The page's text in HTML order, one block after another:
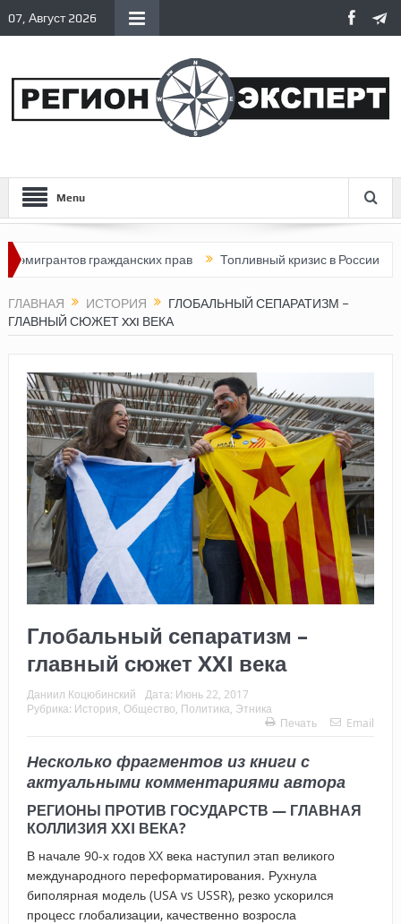
07, Август 2026
Menu
гражданских прав Топливный кризис в России Почему
ГЛАВНАЯ ИСТОРИЯ
ГЛОБАЛЬНЫЙ СЕПАРАТИЗМ –
ГЛАВНЫЙ СЮЖЕТ XXI ВЕКА
Глобальный сепаратизм –
главный сюжет XXI века
Даниил Коцюбинский Дата: Июнь 22, 2017
Рубрика: История Общество Политика Этника
Печать
Email
Несколько фрагментов из книги с
актуальными комментариями автора
РЕГИОНЫ ПРОТИВ ГОСУДАРСТВ — ГЛАВНАЯ
КОЛЛИЗИЯ XXI ВЕКА?
В начале 90-х годов XX века наступил этап великого
международного переформатирования. Рухнула
биполярная модель (USA vs USSR), резко ускорился
процесс глобализации, качественно возросла